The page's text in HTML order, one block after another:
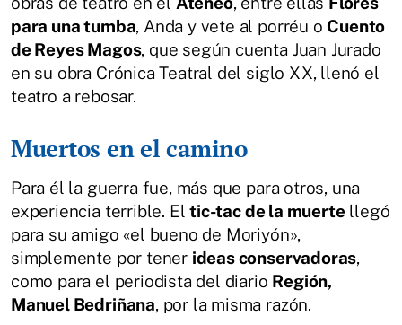
para una tumba, Anda y vete al porréu o Cuento
de Reyes Magos, que según cuenta Juan Jurado
en su obra Crónica Teatral del siglo XX, llenó el
teatro a rebosar.
Muertos en el camino
Para él la guerra fue, más que para otros, una
experiencia terrible. Eltic-tac de la muertellegó
para su amigo «el bueno de Moriyón»,
simplemente por tener ideas conservadoras,
como para el periodista del diario Región,
Manuel Bedriñana, por la misma razón.